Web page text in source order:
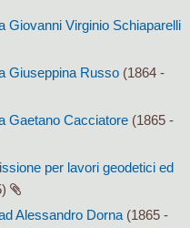
Giovanni Virginio Schiaparelli
Giuseppina Russo (1864 -
Gaetano Cacciatore (1865 -
per lavori geodetici ed
Alessandro Dorna (1865 -